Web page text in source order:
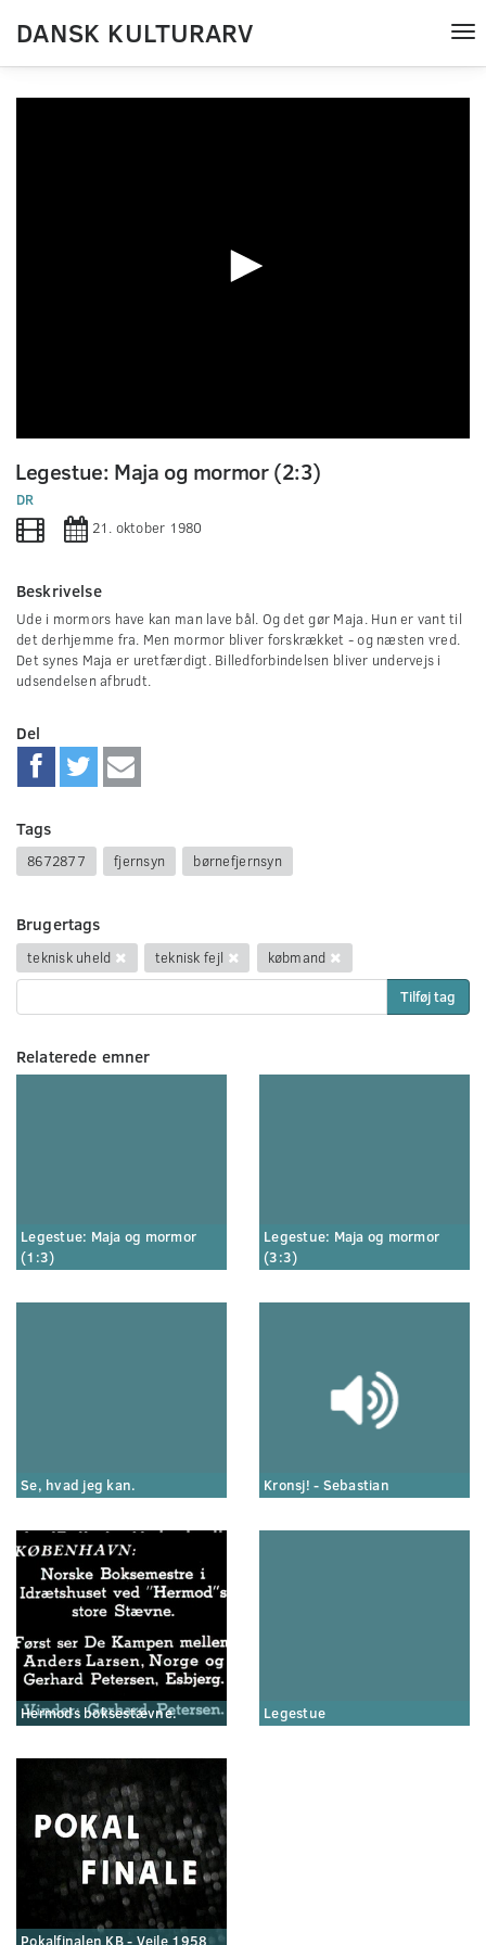
DANSK KULTURARV
seconds
of
0
seconds
Legestue: Maja og mormor (2:3)
DR
21. oktober 1980
Beskrivelse
Ude i mormors have kan man lave bål. Og det gør Maja. Hun er vant til
det derhjemme fra. Men mormor bliver forskrækket - og næsten vred.
Det synes Maja er uretfærdigt. Billedforbindelsen bliver undervejs i
udsendelsen afbrudt.
Del
Tags
8672877 fjernsyn børnefjernsyn
Brugertags
teknisk uheld teknisk fejl
købmand
Tilføj tag
Relaterede emner
Legestue: Maja og mormor
(1:3)
Legestue: Maja og mormor
(3:3)
Se, hvad jeg kan. Kronsj! - Sebastian
Hermods boksestævne. Legestue
Pokalfinalen KB - Vejle 1958